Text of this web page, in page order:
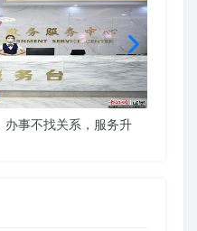
事不找关系，服务升